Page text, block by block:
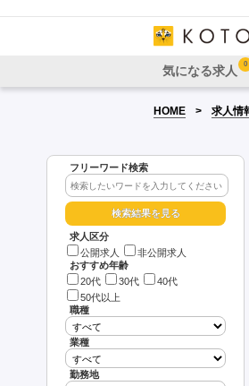
気になる求人 0
HOME 求人情
フリーワード検索
求人区分
公開求人
非公開求人
おすすめ年齢
20代
30代
40代
50代以上
職種
業種
勤務地